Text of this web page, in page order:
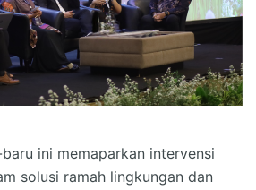
ini memaparkan intervensi
solusi ramah lingkungan dan